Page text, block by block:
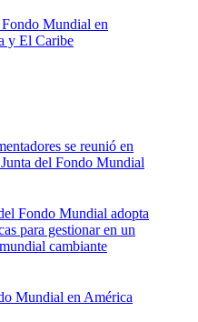
Mundial en
y El Caribe
se reunió en
del Fondo Mundial
Fondo Mundial adopta
para gestionar en un
cambiante
Mundial en América